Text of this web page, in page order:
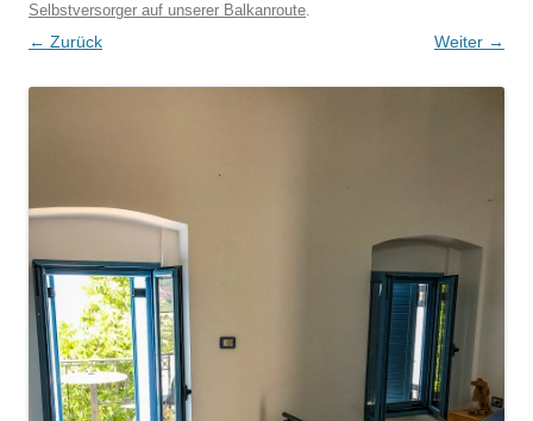
Selbstversorger auf unserer Balkanroute.
← Zurück Weiter →